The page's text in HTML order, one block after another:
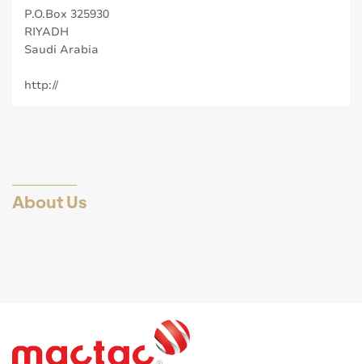
P.O.Box 325930
RIYADH
Saudi Arabia
http://
About Us